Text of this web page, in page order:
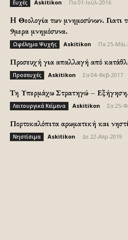
Ευχές Askitikon Πα 01-Ιούλ-2016
H Θεολογία των μνημοσύνων. Γιατι
9μερα μνημόσυνα.
Ωφέλημα Ψυχής Askitikon Πα 25-Μάι-
Προσευχή για απαλλαγή από
Προσευχές Askitikon Σα 04-Φεβ-2017
Τη Υπερμάχω Στρατηγώ –
Λειτουργικά Κείμενα Askitikon Σα 25-
Πορτοκαλόπιτα αρωματική και
Νηστίσιμα Askitikon Δε 22-Απρ-2019